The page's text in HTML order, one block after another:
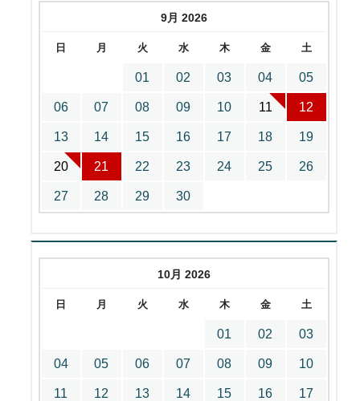
9月 2026
日 月 火 水 木 金 土
01 02 03 04 05
06 07 08 09 10 11 12
13 14 15 16 17 18 19
20 21 22 23 24 25 26
27 28 29 30
10月 2026
日 月 火 水 木 金 土
01 02 03
04 05 06 07 08 09 10
11 12 13 14 15 16 17